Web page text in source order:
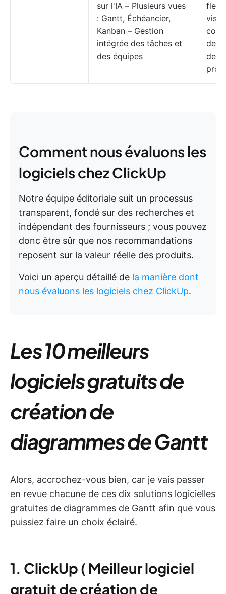
sur l'IA – Plusieurs vues
: Gantt, Échéancier,
Kanban – Gestion
intégrée des tâches et
des équipes
de
de
Comment nous évaluons les
logiciels chez ClickUp
Notre équipe éditoriale suit un processus
transparent, fondé sur des recherches et
indépendant des fournisseurs ; vous pouvez
donc être sûr que nos recommandations
reposent sur la valeur réelle des produits.
Voici un aperçu détaillé de la manière dont
nous évaluons les logiciels chez ClickUp.
Les 10 meilleurs
logiciels gratuits de
création de
diagrammes de Gantt
Alors, accrochez-vous bien, car je vais passer
en revue chacune de ces dix solutions logicielles
gratuites de diagrammes de Gantt afin que vous
puissiez faire un choix éclairé.
1. ClickUp ( Meilleur logiciel
gratuit de création de